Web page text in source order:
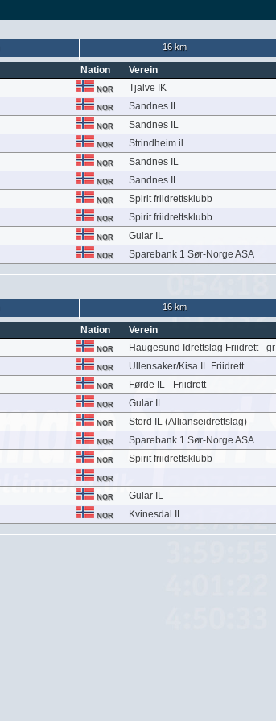
16 km
Nation Verein
NOR Tjalve IK
NOR Sandnes IL
NOR Sandnes IL
NOR Strindheim il
NOR Sandnes IL
NOR Sandnes IL
NOR Spirit friidrettsklubb
NOR Spirit friidrettsklubb
NOR Gular IL
NOR Sparebank 1 Sør-Norge ASA
16 km
Nation Verein
NOR Haugesund Idrettslag Friidrett - gr
NOR Ullensaker/Kisa IL Friidrett
NOR Førde IL - Friidrett
NOR Gular IL
NOR Stord IL (Allianseidrettslag)
NOR Sparebank 1 Sør-Norge ASA
NOR Spirit friidrettsklubb
NOR
NOR Gular IL
NOR Kvinesdal IL